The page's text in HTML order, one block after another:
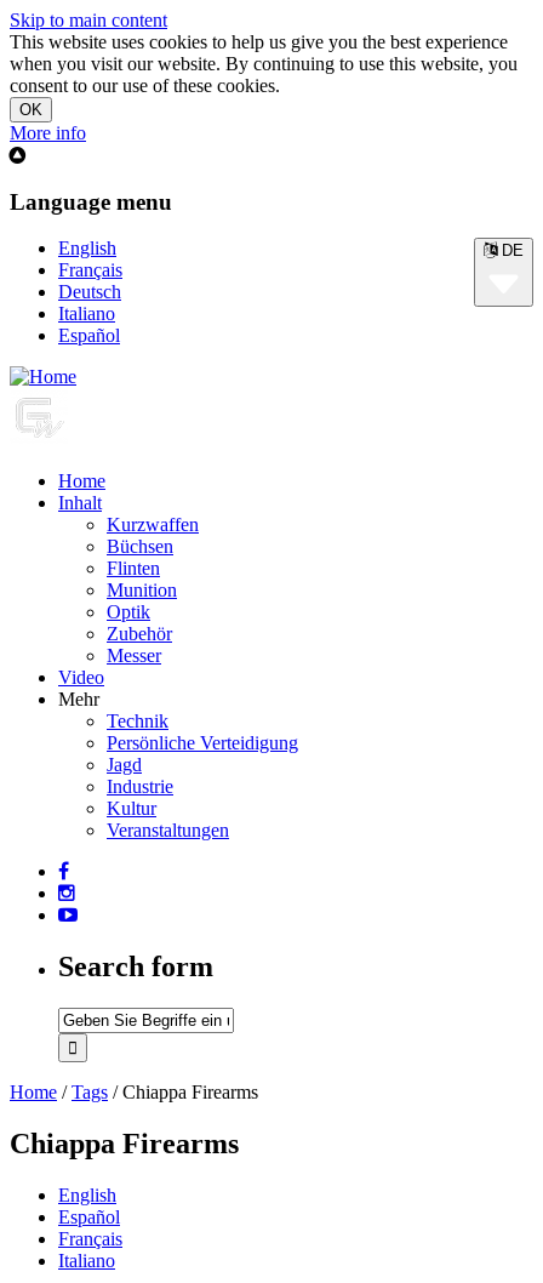
Skip to main content
This website uses cookies to help us give you the best experience
when you visit our website. By continuing to use this website, you
consent to our use of these cookies.
More info
Language menu
DE
English
Français
Deutsch
Italiano
Español
Home
Inhalt
Kurzwaffen
Büchsen
Flinten
Munition
Optik
Zubehör
Messer
Video
Mehr
Technik
Persönliche Verteidigung
Jagd
Industrie
Kultur
Veranstaltungen
Search form
Home /Tags /Chiappa Firearms
Chiappa Firearms
English
Español
Français
Italiano